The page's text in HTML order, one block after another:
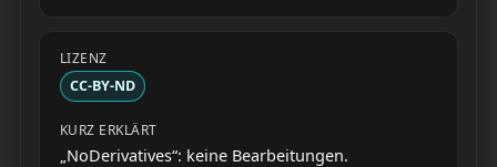
CC-BY-ND
„NoDerivatives“: keine Bearbeitungen.